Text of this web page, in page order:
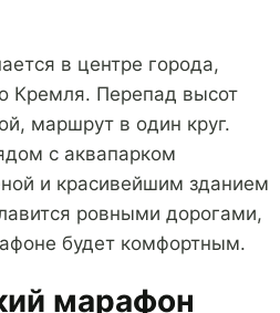
в центре города,
Кремля. Перепад высот
маршрут в один круг.
с аквапарком
и красивейшим зданием
ровными дорогами,
будет комфортным.
марафон